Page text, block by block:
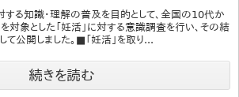
する知識・理解の普及を目的として、全国の10代か
象とした「妊活」に対する意識調査を行い、その結
公開しました。■「妊活」を取り...
続きを読む